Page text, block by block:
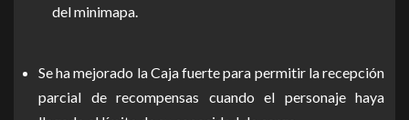
del minimapa.
Se ha mejorado la Caja fuerte para permitir la recepción
parcial de recompensas cuando el personaje haya